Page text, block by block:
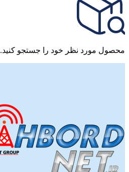
محصول مورد نظر خود را جستجو کنید.